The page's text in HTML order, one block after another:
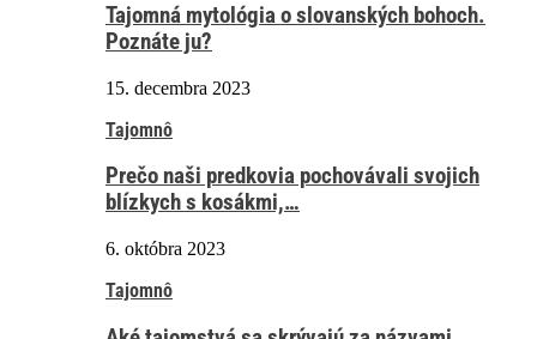
Tajomná mytológia o slovanských bohoch.
Poznáte ju?
15. decembra 2023
Tajomnô
Prečo naši predkovia pochovávali svojich
blízkych s kosákmi,…
6. októbra 2023
Tajomnô